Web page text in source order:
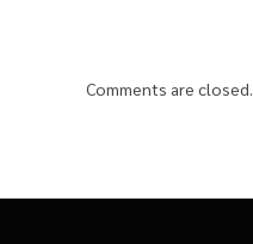
Comments are closed.